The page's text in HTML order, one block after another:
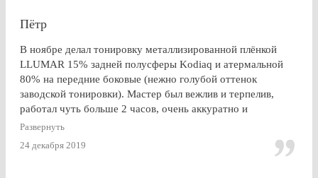
Пётр
В ноябре делал тонировку металлизированной плёнкой
LLUMAR 15% задней полусферы Kodiaq и атермальной
80% на передние боковые (нежно голубой оттенок
заводской тонировки). Мастер был вежлив и терпелив,
работал чуть больше 2 часов, очень аккуратно и
профессионально. Результат на 5+ ! Особенно приятно
получить гарантию на работу и плёнку. Отдельное спасибо
за консультацию, как до работ, так по их завершении!
Развернуть
24 декабря 2019